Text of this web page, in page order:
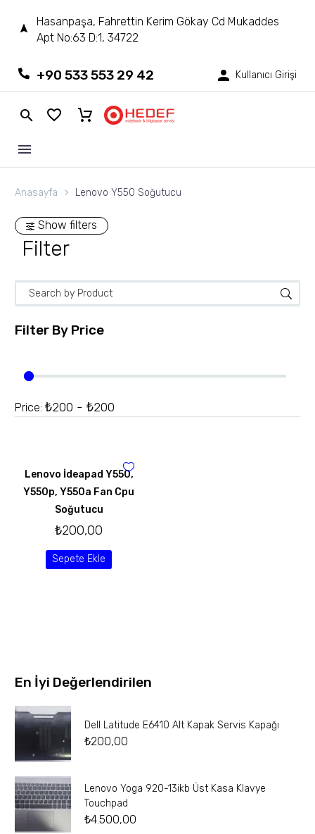
Hasanpaşa, Fahrettin Kerim Gökay Cd Mukaddes
Apt No:63 D:1, 34722
+90 533 553 29 42 Kullanıcı Girişi
Anasayfa Lenovo Y550 Soğutucu
Show filters
Filter
Filter By Price
Price: ₺200 - ₺200
Lenovo İdeapad Y550,
Y550p, Y550a Fan Cpu
Soğutucu
₺200,00
Sepete Ekle
En İyi Değerlendirilen
Dell Latitude E6410 Alt Kapak Servis Kapağı
₺200,00
Lenovo Yoga 920-13ikb Üst Kasa Klavye
Touchpad
₺4.500,00